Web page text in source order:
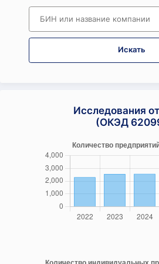
Искать
Исследования
(ОКЭД